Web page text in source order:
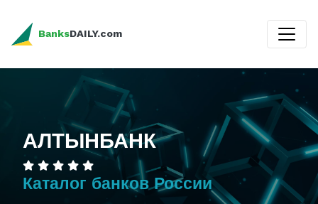
BanksDAILY.com
АЛТЫНБАНК
Каталог банков России